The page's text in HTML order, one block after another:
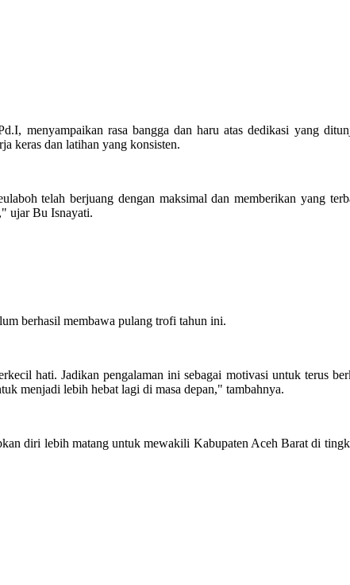
menyampaikan rasa bangga dan haru atas dedikasi yang
keras dan latihan yang konsisten.
telah berjuang dengan maksimal dan memberikan yang
ujar Bu Isnayati.
berhasil membawa pulang trofi tahun ini.
hati. Jadikan pengalaman ini sebagai motivasi untuk terus
menjadi lebih hebat lagi di masa depan," tambahnya.
diri lebih matang untuk mewakili Kabupaten Aceh Barat di